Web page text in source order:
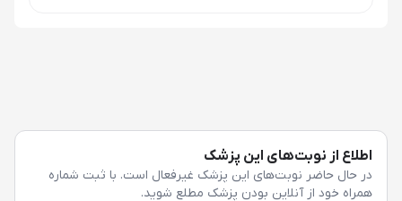
اطلاع از نوبت‌های این پزشک
در حال حاضر نوبت‌های این پزشک غیرفعال است. با ثبت شماره
همراه خود از آنلاین بودن پزشک مطلع شوید.